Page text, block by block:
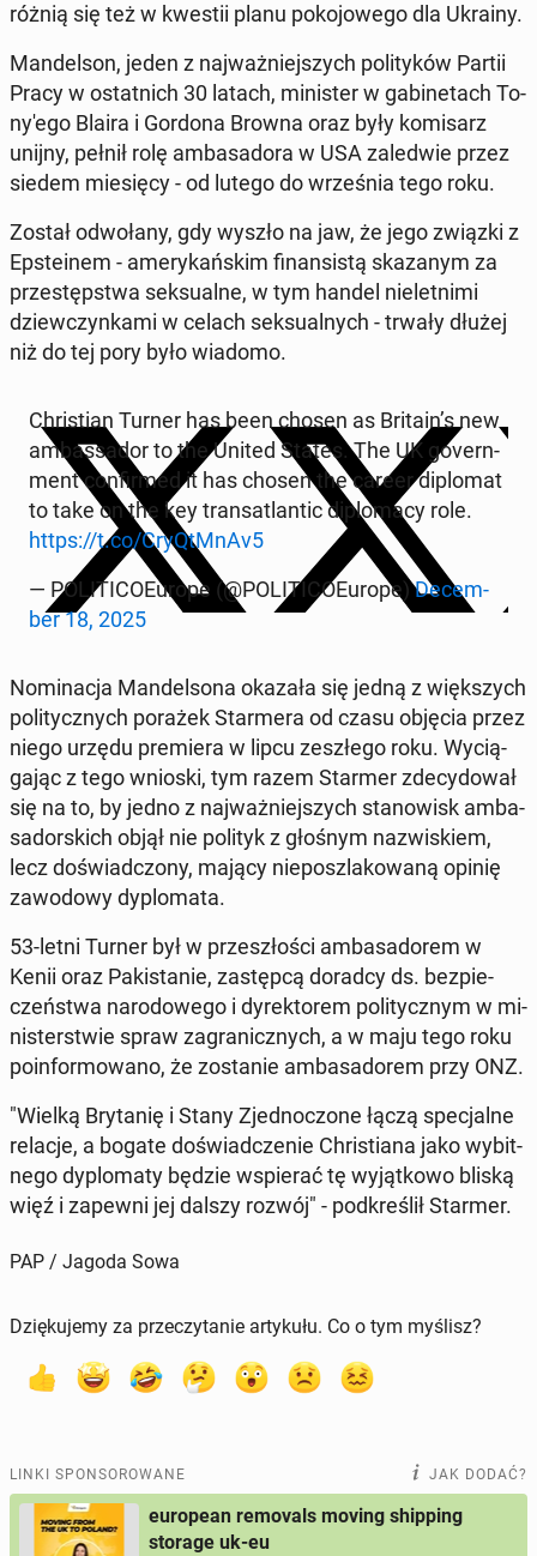
różnią się też w kwestii planu po­ko­jo­we­go dla Ukrainy.
Man­del­son, jeden z naj­waż­niej­szych po­li­ty­ków Partii
Pracy w ostat­nich 30 latach, mi­ni­ster w ga­bi­ne­tach To­
ny­'e­go Blaira i Gordona Browna oraz były ko­mi­sarz
unijny, pełnił rolę am­ba­sa­do­ra w USA za­le­d­wie przez
siedem mie­się­cy - od lutego do wrze­śnia tego roku.
Został od­wo­ła­ny, gdy wyszło na jaw, że jego związki z
Ep­ste­inem - ame­ry­kań­skim fi­nan­si­stą ska­za­nym za
prze­stęp­stwa sek­su­al­ne, w tym handel nie­let­ni­mi
dziew­czyn­ka­mi w celach sek­su­al­nych - trwały dłużej
niż do tej pory było wiadomo.
Chri­stian Turner has been chosen as Britain’s new
am­bas­sa­dor to the United States. The UK go­vern­
ment con­fir­med it has chosen the career di­plo­mat
to take on the key trans­atlan­tic di­plo­ma­cy role.
https://t.co/Cry­QtM­nAv5
— PO­LI­TI­CO­Eu­ro­pe (@PO­LI­TI­CO­Eu­ro­pe)De­cem­
ber 18, 2025
No­mi­na­cja Man­del­so­na okazała się jedną z więk­szych
po­li­tycz­nych porażek Star­me­ra od czasu objęcia przez
niego urzędu pre­mie­ra w lipcu ze­szłe­go roku. Wy­cią­
ga­jąc z tego wnioski, tym razem Starmer zde­cy­do­wał
się na to, by jedno z naj­waż­niej­szych sta­no­wisk am­ba­
sa­dor­skich objął nie polityk z głośnym na­zwi­skiem,
lecz do­świad­czo­ny, mający nie­po­szla­ko­wa­ną opinię
za­wo­do­wy dy­plo­ma­ta.
53-letni Turner był w prze­szło­ści am­ba­sa­do­rem w
Kenii oraz Pa­ki­sta­nie, za­stęp­cą doradcy ds. bez­pie­
czeń­stwa na­ro­do­we­go i dy­rek­to­rem po­li­tycz­nym w mi­
ni­ster­stwie spraw za­gra­nicz­nych, a w maju tego roku
po­in­for­mo­wa­no, że zo­sta­nie am­ba­sa­do­rem przy ONZ.
"Wielką Bry­ta­nię i Stany Zjed­no­czo­ne łączą spe­cjal­ne
relacje, a bogate do­świad­cze­nie Chri­stia­na jako wy­bit­
ne­go dy­plo­ma­ty będzie wspie­rać tę wy­jąt­ko­wo bliską
więź i zapewni jej dalszy rozwój" - pod­kre­ślił Starmer.
PAP / Jagoda Sowa
Dziękujemy za przeczytanie artykułu. Co o tym myślisz?
LINKI SPONSOROWANE JAK DODAĆ?
european removals moving shipping
storage uk-eu